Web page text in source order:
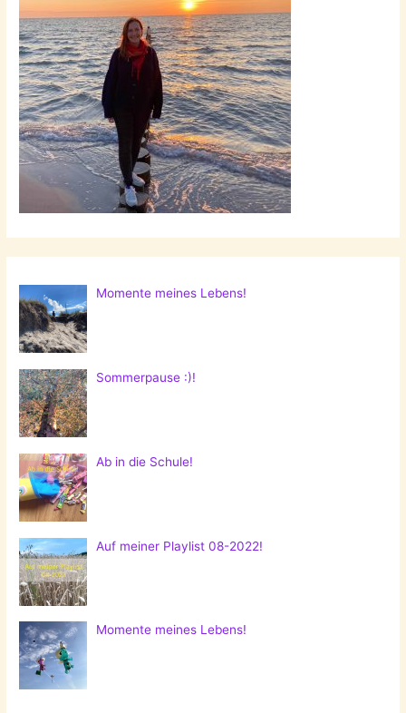
Momente meines Lebens!
Sommerpause :)!
Ab in die Schule!
Auf meiner Playlist 08-2022!
Momente meines Lebens!